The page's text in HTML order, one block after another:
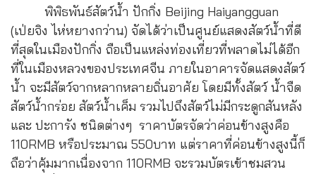
พิพิธพันธ์สัตว์น้ำ ปักกิ่ง Beijing Haiyangguan
(เป่ยจิง ไห่หยางกว่าน) จัดได้ว่าเป็นศูนย์แสดงสัตว์น้ำที่ดี
ที่สุดในเมืองปักกิ่ง ถือเป็นแหล่งท่องเที่ยวที่พลาดไม่ได้อีก
ที่ในเมืองหลวงของประเทศจีน ภายในอาคารจัดแสดงสัตว์
น้ำ จะมีสัตว์จากหลากหลายถิ่นอาศัย โดยมีทั้งสัตว์ น้ำจืด
สัตว์น้ำกร่อย สัตว์น้ำเค็ม รวมไปถึงสัตว์ไม่มีกระดูกสันหลัง
และ ปะการัง ชนิดต่างๆ ราคาบัตรจัดว่าค่อนข้างสูงคือ
110RMB หรือประมาณ 550บาท แต่ราคาที่ค่อนข้างสูงนี้ก็
ถือว่าคุ้มมากเนื่องจาก 110RMB จะรวมบัตรเข้าชมสวน